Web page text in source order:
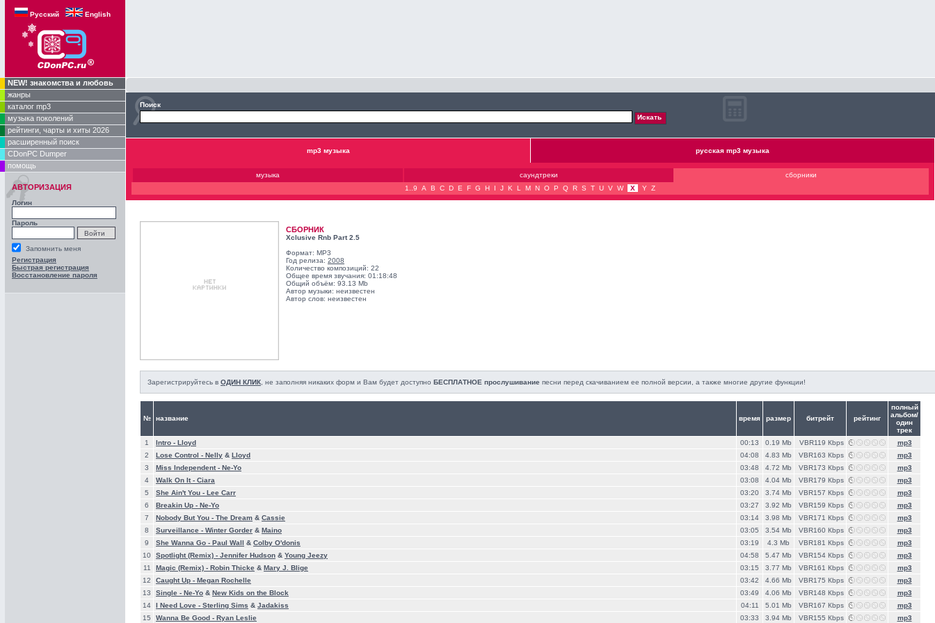
Русский English
NEW! знакомства и любовь
жанры
каталог mp3
музыка поколений
рейтинги, чарты и хиты 2026
расширенный поиск
CDonPC Dumper
помощь
АВТОРИЗАЦИЯ
Логин
Пароль
Запомнить меня
Регистрация
Быстрая регистрация
Восстановление пароля
Поиск
mp3 музыка русская mp3 музыка
музыка саундтреки
сборники
1..9
A B C D E F G H I J K L M N O P Q R S T U V W X Y Z
СБОРНИК
Xclusive Rnb Part 2.5
Формат: MP3
Год релиза: 2008
Количество композиций: 22
Общее время звучания: 01:18:48
Общий объём: 93.13 Mb
Автор музыки: неизвестен
Автор слов: неизвестен
Зарегистрируйтесь в ОДИН КЛИК , не заполняя никаких форм и Вам будет доступно БЕСПЛАТНОЕ прослушивание песни перед cкачиванием ее полной версии, а также многие другие функции!
№ название время размер битрейт рейтинг
полный
альбом/
один
трек
1
Intro - Lloyd 00:13 0.19 Mb VBR119 Кbps
mp3
2
Lose Control - Nelly & Lloyd 04:08 4.83 Mb VBR163 Кbps
mp3
3
Miss Independent - Ne-Yo 03:48 4.72 Mb VBR173 Кbps
mp3
4
Walk On It - Ciara 03:08 4.04 Mb VBR179 Кbps
mp3
5
She Ain't You - Lee Carr 03:20 3.74 Mb VBR157 Кbps
mp3
6
Breakin Up - Ne-Yo 03:27 3.92 Mb VBR159 Кbps
mp3
7
Nobody But You - The Dream & Cassie 03:14 3.98 Mb VBR171 Кbps
mp3
8
Surveillance - Winter Gorder & Maino 03:05 3.54 Mb VBR160 Кbps
mp3
9
She Wanna Go - Paul Wall & Colby O'donis 03:19 4.3 Mb VBR181 Кbps
mp3
10
Spotlight (Remix) - Jennifer Hudson & Young Jeezy 04:58 5.47 Mb VBR154 Кbps
mp3
11
Magic (Remix) - Robin Thicke & Mary J. Blige 03:15 3.77 Mb VBR161 Кbps
mp3
12
Caught Up - Megan Rochelle 03:42 4.66 Mb VBR175 Кbps
mp3
13
Single - Ne-Yo & New Kids on the Block 03:49 4.06 Mb VBR148 Кbps
mp3
14
I Need Love - Sterling Sims & Jadakiss 04:11 5.01 Mb VBR167 Кbps
mp3
15
Wanna Be Good - Ryan Leslie 03:33 3.94 Mb VBR155 Кbps mp3